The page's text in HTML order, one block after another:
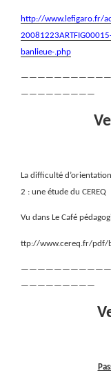
http://www.lefigaro.fr/
banlieue-.php
—————————
La difficulté
2 : une étude du CEREQ
Vu dans Le Café
ttp://www.cereq.fr/pdf/
—————————